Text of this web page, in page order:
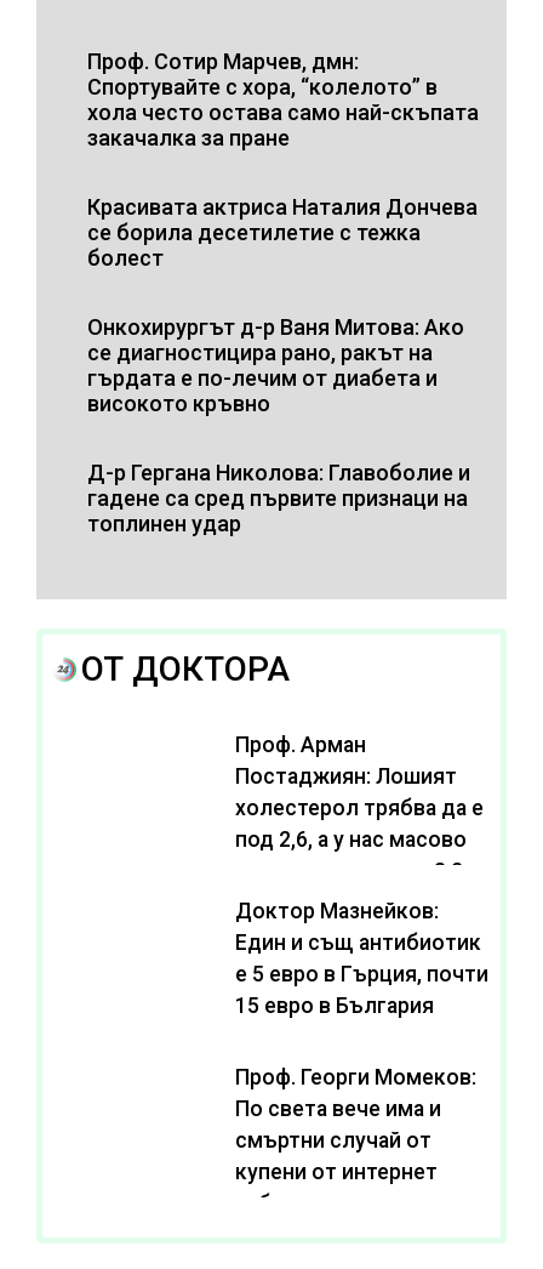
Проф. Сотир Марчев, дмн:
Спортувайте с хора, “колелото” в
хола често остава само най-скъпата
закачалка за пране
Красивата актриса Наталия Дончева
се борила десетилетие с тежка
болест
Онкохирургът д-р Ваня Митова: Ако
се диагностицира рано, ракът на
гърдата е по-лечим от диабета и
високото кръвно
Д-р Гергана Николова: Главоболие и
гадене са сред първите признаци на
топлинен удар
ОТ ДОКТОРА
Проф. Арман
Постаджиян: Лошият
холестерол трябва да е
под 2,6, а у нас масово
се живее с нива от 3,2
Доктор Мазнейков:
Един и същ антибиотик
e 5 евро в Гърция, почти
15 евро в България
Проф. Георги Момеков:
По света вече има и
смъртни случай от
купени от интернет
субстанции за
отслабване